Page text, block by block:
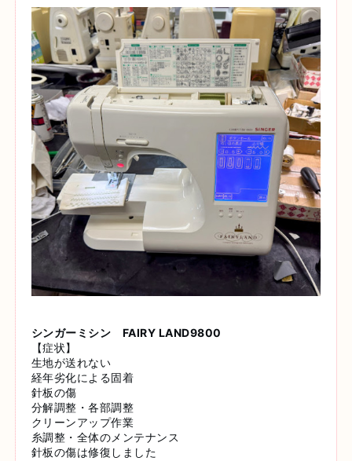
シンガーミシン FAIRY LAND9800
【症状】
生地が送れない
経年劣化による固着
針板の傷
分解調整・各部調整
クリーンアップ作業
糸調整・全体のメンテナンス
針板の傷は修復しました